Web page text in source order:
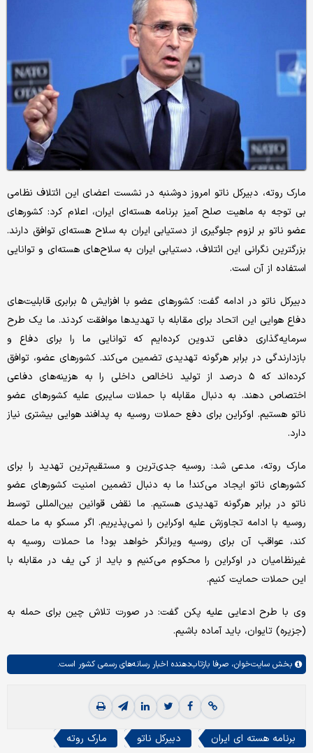
مارک روته، دبیرکل ناتو امروز دوشنبه در نشست اعضای این ائتلاف نظامی
بی توجه به ماهیت صلح آمیز برنامه هسته‌ای ایران، اعلام کرد: کشورهای
عضو ناتو بر لزوم جلوگیری از دستیابی ایران به سلاح هسته‌ای توافق دارند.
بزرگترین نگرانی این ائتلاف، دستیابی ایران به سلاح‌های هسته‌ای و توانایی
استفاده از آن است.
دبیرکل ناتو در ادامه گفت: کشورهای عضو با افزایش ۵ برابری قابلیت‌های
دفاع هوایی این اتحاد برای مقابله با تهدیدها موافقت کردند. ما یک طرح
سرمایه‌گذاری دفاعی تدوین کرده‌ایم که توانایی ما را برای دفاع و
بازدارندگی در برابر هرگونه تهدیدی تضمین می‌کند. کشورهای عضو، توافق
کرده‌اند که ۵ درصد از تولید ناخالص داخلی را به هزینه‌های دفاعی
اختصاص دهند. به دنبال مقابله با حملات سایبری علیه کشورهای عضو
ناتو هستیم. اوکراین برای دفع حملات روسیه به پدافند هوایی بیشتری نیاز
دارد.
مارک روته، مدعی شد: روسیه جدی‌ترین و مستقیم‌ترین تهدید را برای
کشورهای ناتو ایجاد می‌کند! ما به دنبال تضمین امنیت کشورهای عضو
ناتو در برابر هرگونه تهدیدی هستیم. ما نقض قوانین بین‌المللی توسط
روسیه با ادامه تجاوزش علیه اوکراین را نمی‌پذیریم. اگر مسکو به ما حمله
کند، عواقب آن برای روسیه ویرانگر خواهد بود! ما حملات روسیه به
غیرنظامیان در اوکراین را محکوم می‌کنیم و باید از کی یف در مقابله با
این حملات حمایت کنیم.
وی با طرح ادعایی علیه پکن گفت: در صورت تلاش چین برای حمله به
(جزیره) تایوان، باید آماده باشیم.
بخش سایت‌خوان، صرفا بازتاب‌دهنده اخبار رسانه‌های رسمی کشور است.
برنامه هسته ای ایران دبیرکل ناتو مارک روته